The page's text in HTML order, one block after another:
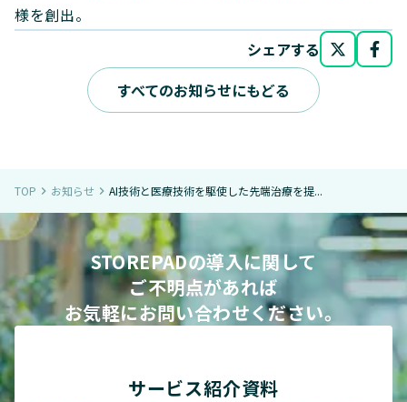
様を創出。
シェアする
すべてのお知らせにもどる
TOP navigate_next お知らせ navigate_next AI技術と医療技術を駆使した先端治療を提...
STOREPADの導入に関して
ご不明点があれば
お気軽にお問い合わせください。
サービス紹介資料